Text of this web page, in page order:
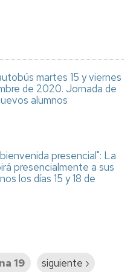
martes 15 y viernes
de 2020. Jornada de
alumnos
presencial": La
presencialmente a sus
los días 15 y 18 de
19
Siguiente
siguiente ›